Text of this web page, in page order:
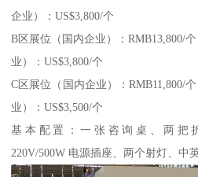
企业）：US$3,800/个
B区展位（国内企业）：
业）：US$3,800/个
C区展位（国内企业）：
业）：US$3,500/个
基本配置：一张咨询桌、两把
220V/500W 电源插座、两个射灯、中